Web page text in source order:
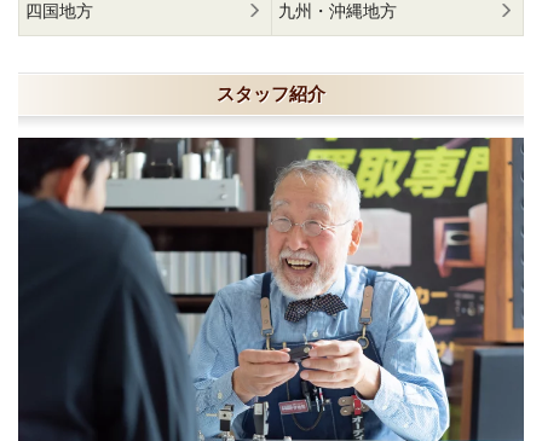
四国地方 九州・沖縄地方
スタッフ紹介